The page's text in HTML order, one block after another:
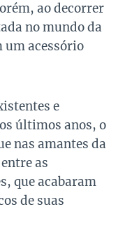
ao decorrer
no mundo da
um acessório
e
últimos anos, o
nas amantes da
as
que acabaram
de suas